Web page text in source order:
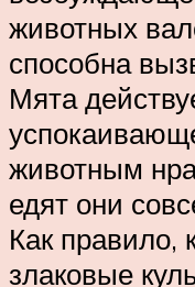
животных
способна
Мята
животным
едят они
Как правило,
злаковые